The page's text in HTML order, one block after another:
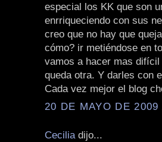
especial los KK que son
enrriqueciendo con sus
creo que no hay que
cómo? ir metiéndose en
vamos a hacer mas
queda otra. Y darles con
Cada vez mejor el blog
20 DE MAYO DE 2009
Cecilia dijo...